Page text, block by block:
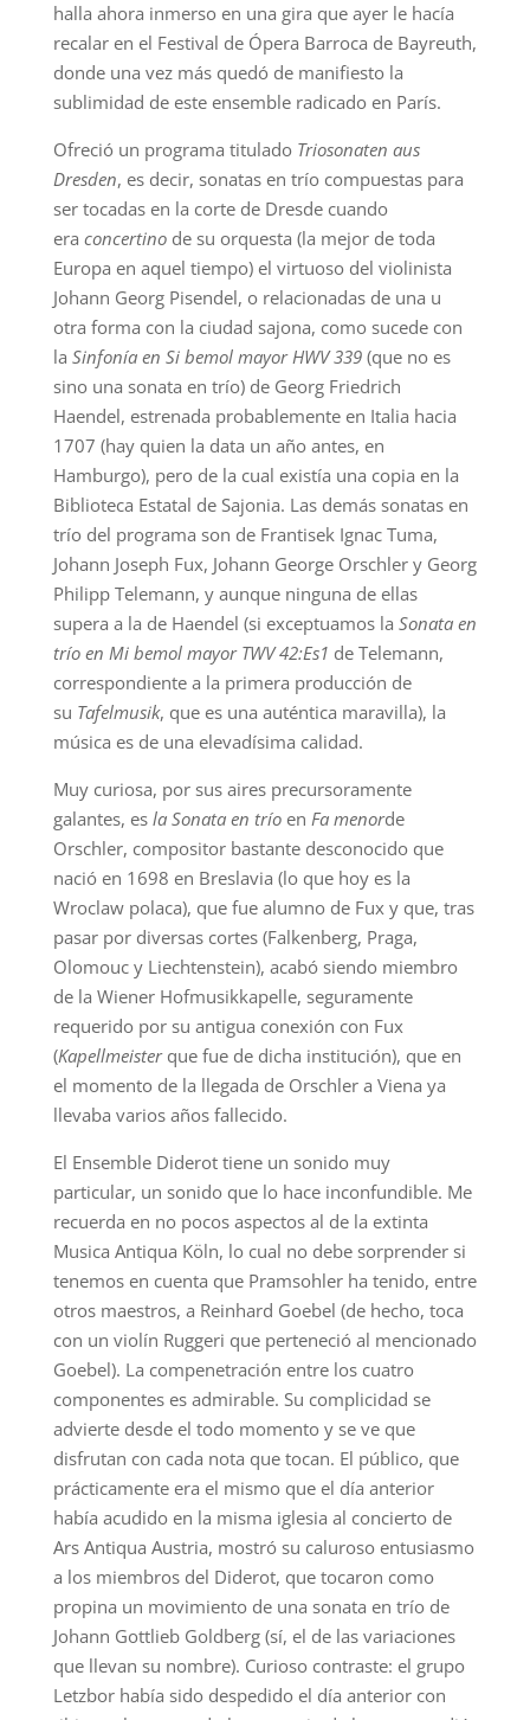
halla ahora inmerso en una gira que ayer le hacía
recalar en el Festival de Ópera Barroca de Bayreuth,
donde una vez más quedó de manifiesto la
sublimidad de este ensemble radicado en París.
Ofreció un programa titulado Triosonaten aus
Dresden, es decir, sonatas en trío compuestas para
ser tocadas en la corte de Dresde cuando
era concertinode su orquesta (la mejor de toda
Europa en aquel tiempo) el virtuoso del violinista
Johann Georg Pisendel, o relacionadas de una u
otra forma con la ciudad sajona, como sucede con
la Sinfonía en Si bemol mayor HWV 339(que no es
sino una sonata en trío) de Georg Friedrich
Haendel, estrenada probablemente en Italia hacia
1707 (hay quien la data un año antes, en
Hamburgo), pero de la cual existía una copia en la
Biblioteca Estatal de Sajonia. Las demás sonatas en
trío del programa son de Frantisek Ignac Tuma,
Johann Joseph Fux, Johann George Orschler y Georg
Philipp Telemann, y aunque ninguna de ellas
supera a la de Haendel (si exceptuamos la Sonata en
trío en Mi bemol mayor TWV 42:Es1 de Telemann,
correspondiente a la primera producción de
su Tafelmusik, que es una auténtica maravilla), la
música es de una elevadísima calidad.
Muy curiosa, por sus aires precursoramente
galantes, es la Sonata en tríoen Fa menorde
Orschler, compositor bastante desconocido que
nació en 1698 en Breslavia (lo que hoy es la
Wroclaw polaca), que fue alumno de Fux y que, tras
pasar por diversas cortes (Falkenberg, Praga,
Olomouc y Liechtenstein), acabó siendo miembro
de la Wiener Hofmusikkapelle, seguramente
requerido por su antigua conexión con Fux
(Kapellmeisterque fue de dicha institución), que en
el momento de la llegada de Orschler a Viena ya
llevaba varios años fallecido.
El Ensemble Diderot tiene un sonido muy
particular, un sonido que lo hace inconfundible. Me
recuerda en no pocos aspectos al de la extinta
Musica Antiqua Köln, lo cual no debe sorprender si
tenemos en cuenta que Pramsohler ha tenido, entre
otros maestros, a Reinhard Goebel (de hecho, toca
con un violín Ruggeri que perteneció al mencionado
Goebel). La compenetración entre los cuatro
componentes es admirable. Su complicidad se
advierte desde el todo momento y se ve que
disfrutan con cada nota que tocan. El público, que
prácticamente era el mismo que el día anterior
había acudido en la misma iglesia al concierto de
Ars Antiqua Austria, mostró su caluroso entusiasmo
a los miembros del Diderot, que tocaron como
propina un movimiento de una sonata en trío de
Johann Gottlieb Goldberg (sí, el de las variaciones
que llevan su nombre). Curioso contraste: el grupo
Letzbor había sido despedido el día anterior con